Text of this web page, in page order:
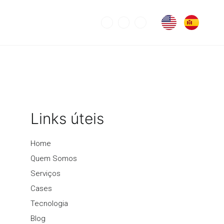
Links úteis
Home
Quem Somos
Serviços
Cases
Tecnologia
Blog